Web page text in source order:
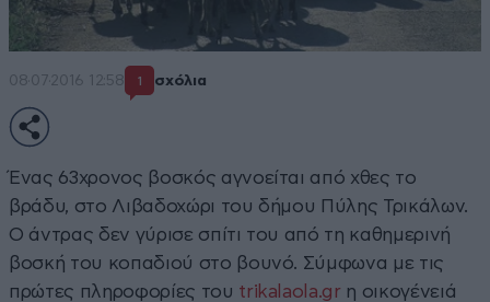
08·07·2016 12:58 1 σχόλια
Ένας 63χρονος βοσκός αγνοείται από χθες το
βράδυ, στο Λιβαδοχώρι του δήμου Πύλης Τρικάλων.
Ο άντρας δεν γύρισε σπίτι του από τη καθημερινή
βοσκή του κοπαδιού στο βουνό. Σύμφωνα με τις
πρώτες πληροφορίες του trikalaola.gr η οικογένειά